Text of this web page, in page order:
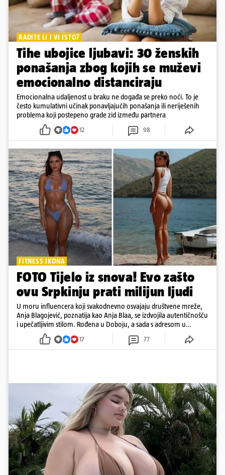
RADITE LI I VI ISTO?
Tihe ubojice ljubavi: 30 ženskih
ponašanja zbog kojih se muževi
emocionalno distanciraju
Emocionalna udaljenost u braku ne događa se preko noći. To je
često kumulativni učinak ponavljajućih ponašanja ili neriješenih
problema koji postepeno grade zid između partnera
12 98
FITNESS IKONA
FOTO Tijelo iz snova! Evo zašto
ovu Srpkinju prati milijun ljudi
U moru influencera koji svakodnevno osvajaju društvene mreže,
Anja Blagojević, poznatija kao Anja Blaa, se izdvojila autentičnošću
i upečatljivim stilom. Rođena u Doboju, a sada s adresom u
Dubaiju, Anja je spoj glamura, discipline i mladenačke energije
17 77